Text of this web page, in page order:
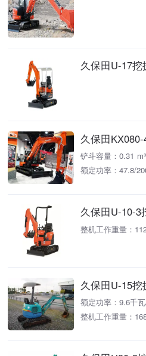
久保田U-17挖
久保田
铲斗容量：0.31 m³
额定功率：47.8/
久保田U-10-3
整机工作重量：
久保田U-15挖
额定功率：9.6千
整机工作重量：